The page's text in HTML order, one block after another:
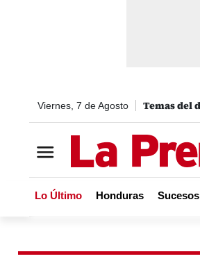
Viernes, 7 de Agosto
Lo Último Honduras Sucesos